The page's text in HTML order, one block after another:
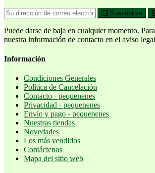
Suscribirse
Puede darse de baja en cualquier momento.
nuestra información de contacto en el aviso
Información
Condiciones Generales
Política de Cancelación
Contacto - pequenenes
Privacidad - pequenenes
Envío y pago - pequenenes
Nuestras tiendas
Novedades
Los más vendidos
Contáctenos
Mapa del sitio web